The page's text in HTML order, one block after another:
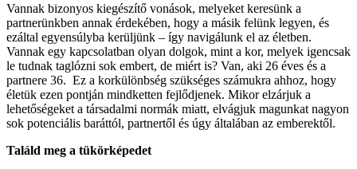
Vannak bizonyos kiegészítő vonások, melyeket keresünk a
partnerünkben annak érdekében, hogy a másik felünk legyen, és
ezáltal egyensúlyba kerüljünk – így navigálunk el az életben.
Vannak egy kapcsolatban olyan dolgok, mint a kor, melyek igencsak
le tudnak taglózni sok embert, de miért is? Van, aki 26 éves és a
partnere 36. Ez a korkülönbség szükséges számukra ahhoz, hogy
életük ezen pontján mindketten fejlődjenek. Mikor elzárjuk a
lehetőségeket a társadalmi normák miatt, elvágjuk magunkat nagyon
sok potenciális baráttól, partnertől és úgy általában az emberektől.
Találd meg a tükörképedet